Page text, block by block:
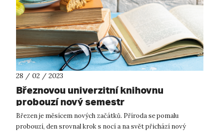
28 / 02 / 2023
Březnovou univerzitní knihovnu
probouzí nový semestr
Březen je měsícem nových začátků. Příroda se pomalu
probouzí, den srovnal krok s nocí a na svět přichází nový